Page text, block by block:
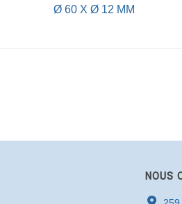
Ø 60 X Ø 12 MM
NOUS